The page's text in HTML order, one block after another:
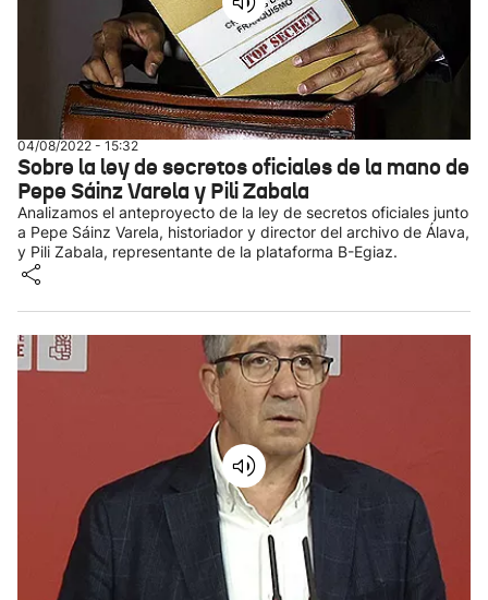
04/08/2022 - 15:32
Sobre la ley de secretos oficiales de la mano de
Pepe Sáinz Varela y Pili Zabala
Analizamos el anteproyecto de la ley de secretos oficiales junto
a Pepe Sáinz Varela, historiador y director del archivo de Álava,
y Pili Zabala, representante de la plataforma B-Egiaz.